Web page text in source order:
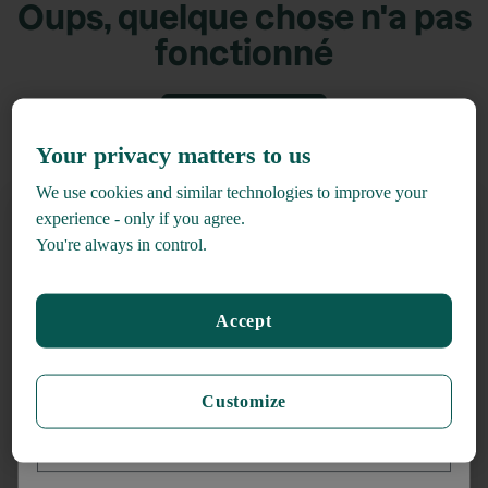
Oups, quelque chose n'a pas
fonctionné
15% de rabais*
_______
Prénom
Your privacy matters to us
We use cookies and similar technologies to improve your
experience - only if you agree.
You're always in control.
Customize
Accept